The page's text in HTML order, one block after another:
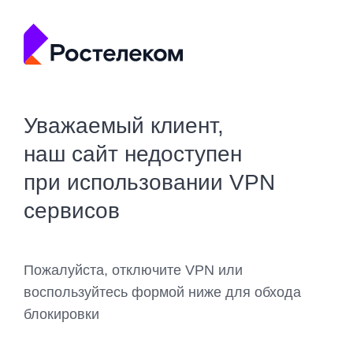
Уважаемый клиент,
наш сайт недоступен
при использовании VPN
сервисов
Пожалуйста, отключите VPN или
воспользуйтесь формой ниже для обхода
блокировки